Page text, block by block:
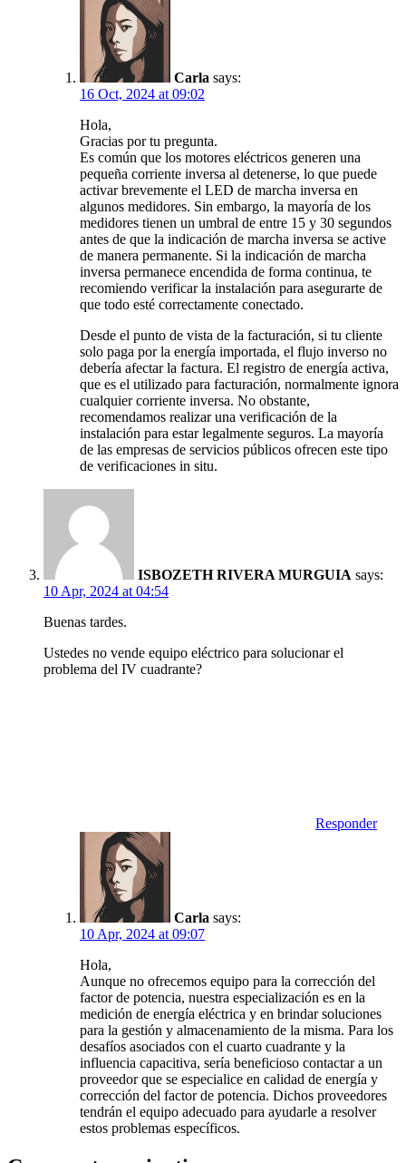
Carla says:
16 Oct, 2024 at 09:02
Hola,
Gracias por tu pregunta.
Es común que los motores eléctricos generen una
pequeña corriente inversa al detenerse, lo que puede
activar brevemente el LED de marcha inversa en
algunos medidores. Sin embargo, la mayoría de los
medidores tienen un umbral de entre 15 y 30 segundos
antes de que la indicación de marcha inversa se active
de manera permanente. Si la indicación de marcha
inversa permanece encendida de forma continua, te
recomiendo verificar la instalación para asegurarte de
que todo esté correctamente conectado.
Desde el punto de vista de la facturación, si tu cliente
solo paga por la energía importada, el flujo inverso no
debería afectar la factura. El registro de energía activa,
que es el utilizado para facturación, normalmente ignora
cualquier corriente inversa. No obstante,
recomendamos realizar una verificación de la
instalación para estar legalmente seguros. La mayoría
de las empresas de servicios públicos ofrecen este tipo
de verificaciones in situ.
ISBOZETH RIVERA MURGUIA says:
10 Apr, 2024 at 04:54
Buenas tardes.
Ustedes no vende equipo eléctrico para solucionar el
problema del IV cuadrante?
Responder
Carla says:
10 Apr, 2024 at 09:07
Hola,
Aunque no ofrecemos equipo para la corrección del
factor de potencia, nuestra especialización es en la
medición de energía eléctrica y en brindar soluciones
para la gestión y almacenamiento de la misma. Para los
desafíos asociados con el cuarto cuadrante y la
influencia capacitiva, sería beneficioso contactar a un
proveedor que se especialice en calidad de energía y
corrección del factor de potencia. Dichos proveedores
tendrán el equipo adecuado para ayudarle a resolver
estos problemas específicos.